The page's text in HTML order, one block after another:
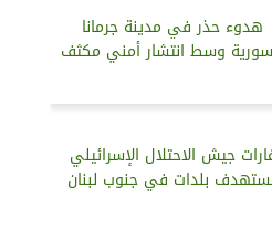
هدوء حذر في مدينة جرمانا
وسط انتشار أمني مكثف
جيش الاحتلال الإسرائيلي
بلدات في جنوب لبنان